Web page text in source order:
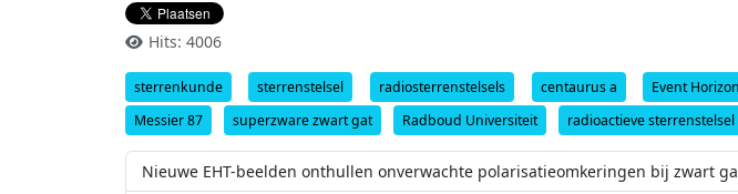
Hits: 4006
sterrenkunde sterrenstelsel radiosterrenstelsels centaurus a Event
Messier 87
superzware zwart gat Radboud Universiteit radioactieve sterrenstelsel
Nieuwe EHT-beelden onthullen onverwachte polarisatieomkeringen bij zwart